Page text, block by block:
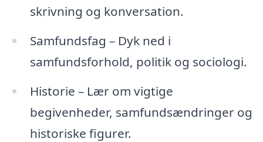
skrivning og konversation.
Samfundsfag – Dyk ned i
samfundsforhold, politik og sociologi.
Historie – Lær om vigtige
begivenheder, samfundsændringer og
historiske figurer.